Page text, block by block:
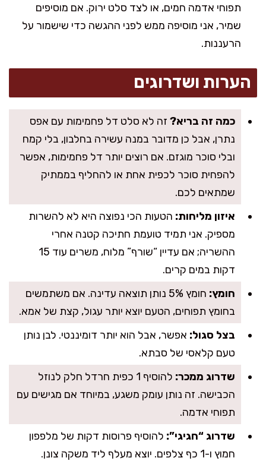
תפוחי אדמה חמים, או לצד סלט ירוק. אם מוסיפים
שמיר, אני מוסיפה ממש לפני ההגשה כדי שישמור על
הרעננות.
הערות ושדרוגים
כמה זה בריא? זה לא סלט דל פחמימות עם אפס
נתרן, אבל כן מדובר במנה עשירה בחלבון, בלי קמח
ובלי סוכר מוגזם. אם רוצים יותר דל פחמימות, אפשר
להפחית סוכר לכפית אחת או להחליף בממתיק
שמתאים לכם.
איזון מליחות: הטעות הכי נפוצה היא לא להשרות
מספיק. אני תמיד טועמת חתיכה קטנה אחרי
ההשריה; אם עדיין “שורף” מלוח, משרים עוד 15
דקות במים קרים.
חומץ:
חומץ 5% נותן תוצאה עדינה. אם משתמשים
בחומץ תפוחים, הטעם יוצא יותר עגול, קצת של אמא.
בצל סגול: אפשר, אבל הוא יותר דומיננטי. לבן נותן
טעם קלאסי של סבתא.
שדרוג ממכר:
להוסיף 1 כפית חרדל חלק לנוזל
הכבישה. זה נותן עומק משגע, במיוחד אם מגישים עם
תפוחי אדמה.
שדרוג “חגיגי”: להוסיף פרוסות דקות של מלפפון
חמוץ ו-1 כף צלפים. יוצא מעלף ליד משקה צונן.